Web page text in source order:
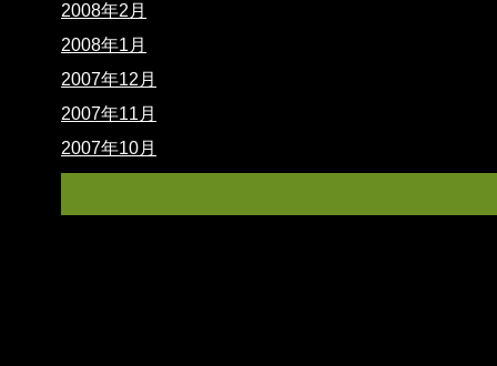
2008年2月
2008年1月
2007年12月
2007年11月
2007年10月